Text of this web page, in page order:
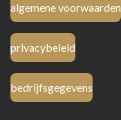
algemene voorwaarden
privacybeleid
bedrijfsgegevens